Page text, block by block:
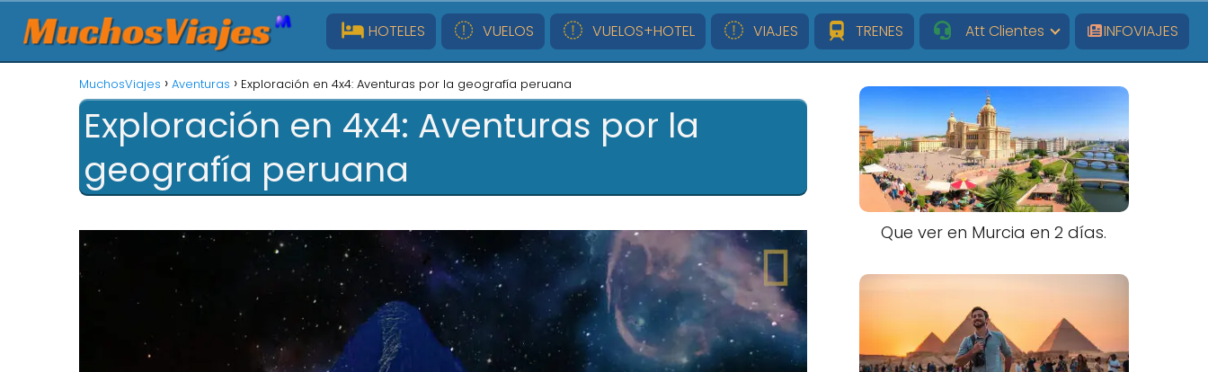
HOTELES VUELOS VUELOS+HOTEL VIAJES TRENES Att Clientes INFOVIAJES
MuchosViajes Aventuras Exploración en 4x4: Aventuras por la geografía peruana
Exploración en 4x4: Aventuras por la
geografía peruana
Que ver en Murcia en 2 días.